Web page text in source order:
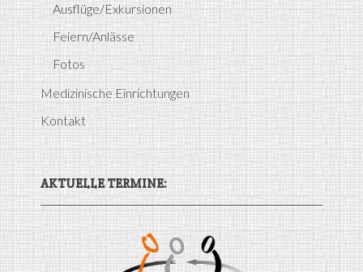
Ausflüge/Exkursionen
Feiern/Anlässe
Fotos
Medizinische Einrichtungen
Kontakt
AKTUELLE TERMINE: